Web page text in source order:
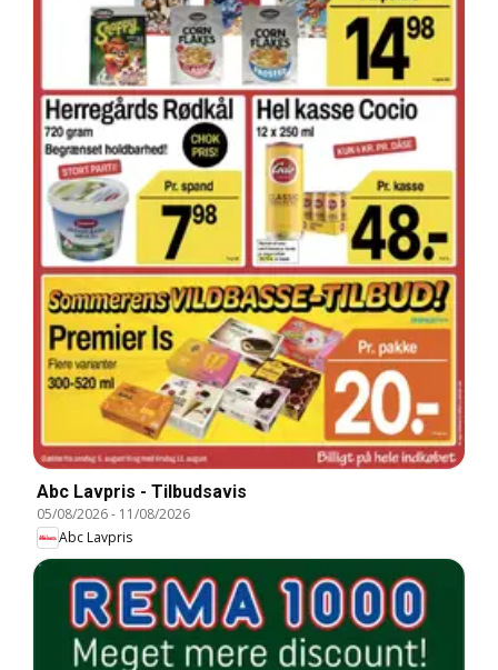
Abc Lavpris - Tilbudsavis
05/08/2026- 11/08/2026
Abc Lavpris